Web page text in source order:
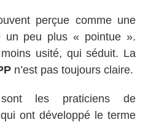
perçue comme une
un peu plus « pointue ».
usité, qui séduit. La
n’est pas toujours claire.
sont les praticiens de
qui ont développé le terme